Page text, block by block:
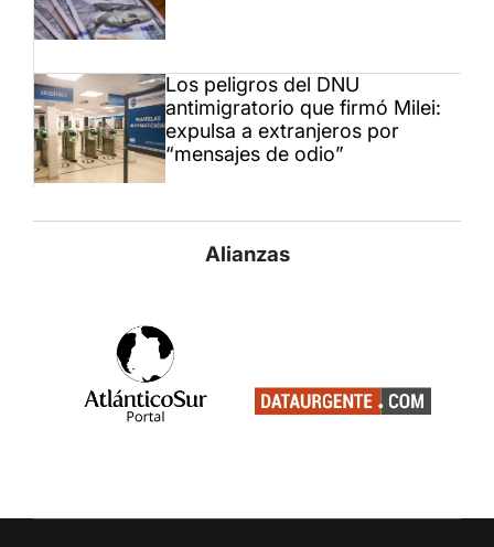
Los peligros del DNU
antimigratorio que firmó Milei:
expulsa a extranjeros por
“mensajes de odio”
Alianzas